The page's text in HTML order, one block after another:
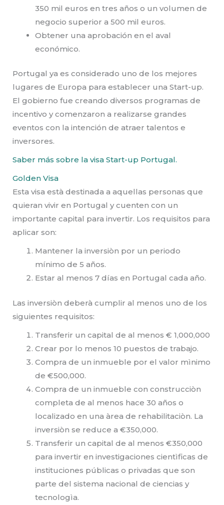
350 mil euros en tres años o un volumen de
negocio superior a 500 mil euros.
Obtener una aprobación en el aval
económico.
Portugal ya es considerado uno de los mejores
lugares de Europa para establecer una Start-up.
El gobierno fue creando diversos programas de
incentivo y comenzaron a realizarse grandes
eventos con la intención de atraer talentos e
inversores.
Saber más sobre la visa Start-up Portugal.
Golden Visa
Esta visa està destinada a aquellas personas que
quieran vivir en Portugal y cuenten con un
importante capital para invertir. Los requisitos para
aplicar son:
Mantener la inversiòn por un periodo
mínimo de 5 años.
Estar al menos 7 días en Portugal cada año.
Las inversiòn deberà cumplir al menos uno de los
siguientes requisitos:
Transferir un capital de al menos € 1,000,000
Crear por lo menos 10 puestos de trabajo.
Compra de un inmueble por el valor mìnimo
de €500,000.
Compra de un inmueble con construcciòn
completa de al menos hace 30 años o
localizado en una àrea de rehabilitaciòn. La
inversiòn se reduce a €350,000.
Transferir un capital de al menos €350,000
para invertir en investigaciones cientìficas de
instituciones públicas o privadas que son
parte del sistema nacional de ciencias y
tecnologìa.